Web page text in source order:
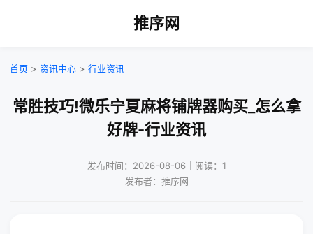
推序网
首页 > 资讯中心 > 行业资讯
常胜技巧!微乐宁夏麻将铺牌器购买_怎么拿
好牌-行业资讯
发布时间：2026-08-06｜阅读：1
发布者：推序网